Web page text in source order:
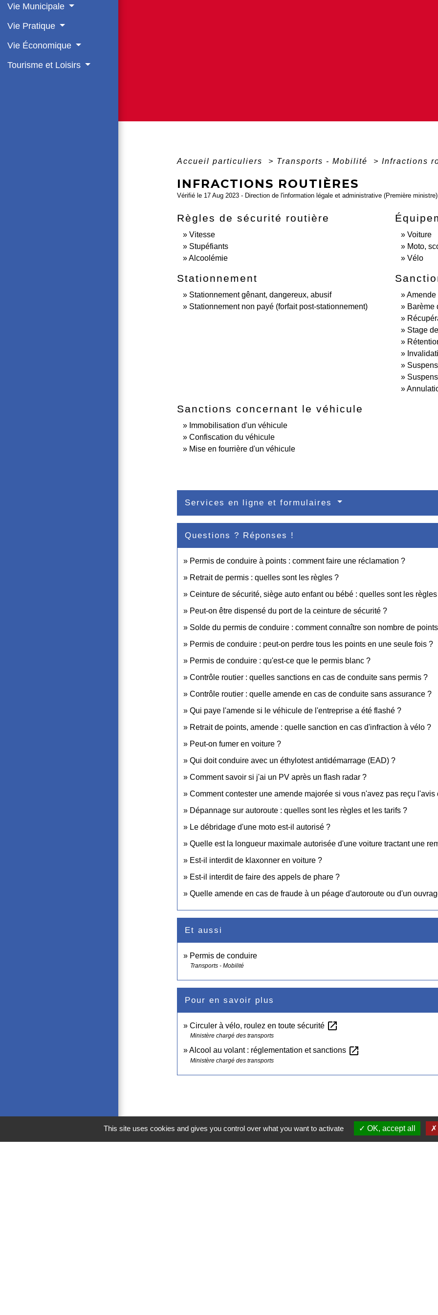
Vie Municipale
Vie Pratique
Vie Économique
Tourisme et Loisirs
Accueil particuliers > Transports - Mobilité > Infractions
INFRACTIONS ROUTIÈRES
Vérifié le 17 Aug 2023 - Direction de l'information légale et administrative (Première ministre)
Règles de sécurité routière
Vitesse
Stupéfiants
Alcoolémie
Voiture
Moto,
Vélo
Stationnement
Stationnement gênant, dangereux, abusif
Stationnement non payé (forfait post-stationnement)
Amende
Barème
Stage
Sanctions concernant le véhicule
Immobilisation d'un véhicule
Confiscation du véhicule
Mise en fourrière d'un véhicule
Services en ligne et formulaires
Questions ? Réponses !
Permis de conduire à points : comment faire une réclamation ?
Retrait de permis : quelles sont les règles ?
Ceinture de sécurité, siège auto enfant ou bébé : quelles sont les
Peut-on être dispensé du port de la ceinture de sécurité ?
Solde du permis de conduire : comment connaître son nombre de
Permis de conduire : peut-on perdre tous les points en une seule fois ?
Permis de conduire : qu'est-ce que le permis blanc ?
Contrôle routier : quelles sanctions en cas de conduite sans permis ?
Contrôle routier : quelle amende en cas de conduite sans assurance ?
Qui paye l'amende si le véhicule de l'entreprise a été flashé ?
Retrait de points, amende : quelle sanction en cas d'infraction à vélo ?
Peut-on fumer en voiture ?
Qui doit conduire avec un éthylotest antidémarrage (EAD) ?
Comment savoir si j'ai un PV après un flash radar ?
Comment contester une amende majorée si vous n'avez pas reçu l'avis
Dépannage sur autoroute : quelles sont les règles et les tarifs ?
Le débridage d'une moto est-il autorisé ?
Quelle est la longueur maximale autorisée d'une voiture tractant une
Est-il interdit de klaxonner en voiture ?
Est-il interdit de faire des appels de phare ?
Quelle amende en cas de fraude à un péage d'autoroute ou d'un
Et aussi
Permis de conduire
Transports - Mobilité
Pour en savoir plus
Circuler à vélo, roulez en toute sécurité open_in_new
Ministère chargé des transports
Alcool au volant : réglementation et sanctions open_in_new
Ministère chargé des transports
This site uses cookies and gives you control over what you want to activate OK, accept all